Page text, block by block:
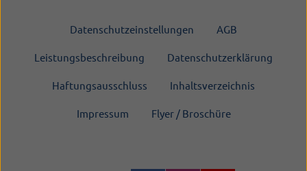
Datenschutzeinstellungen AGB
Leistungsbeschreibung Datenschutzerklärung
Haftungsausschluss Inhaltsverzeichnis
Impressum Flyer / Broschüre